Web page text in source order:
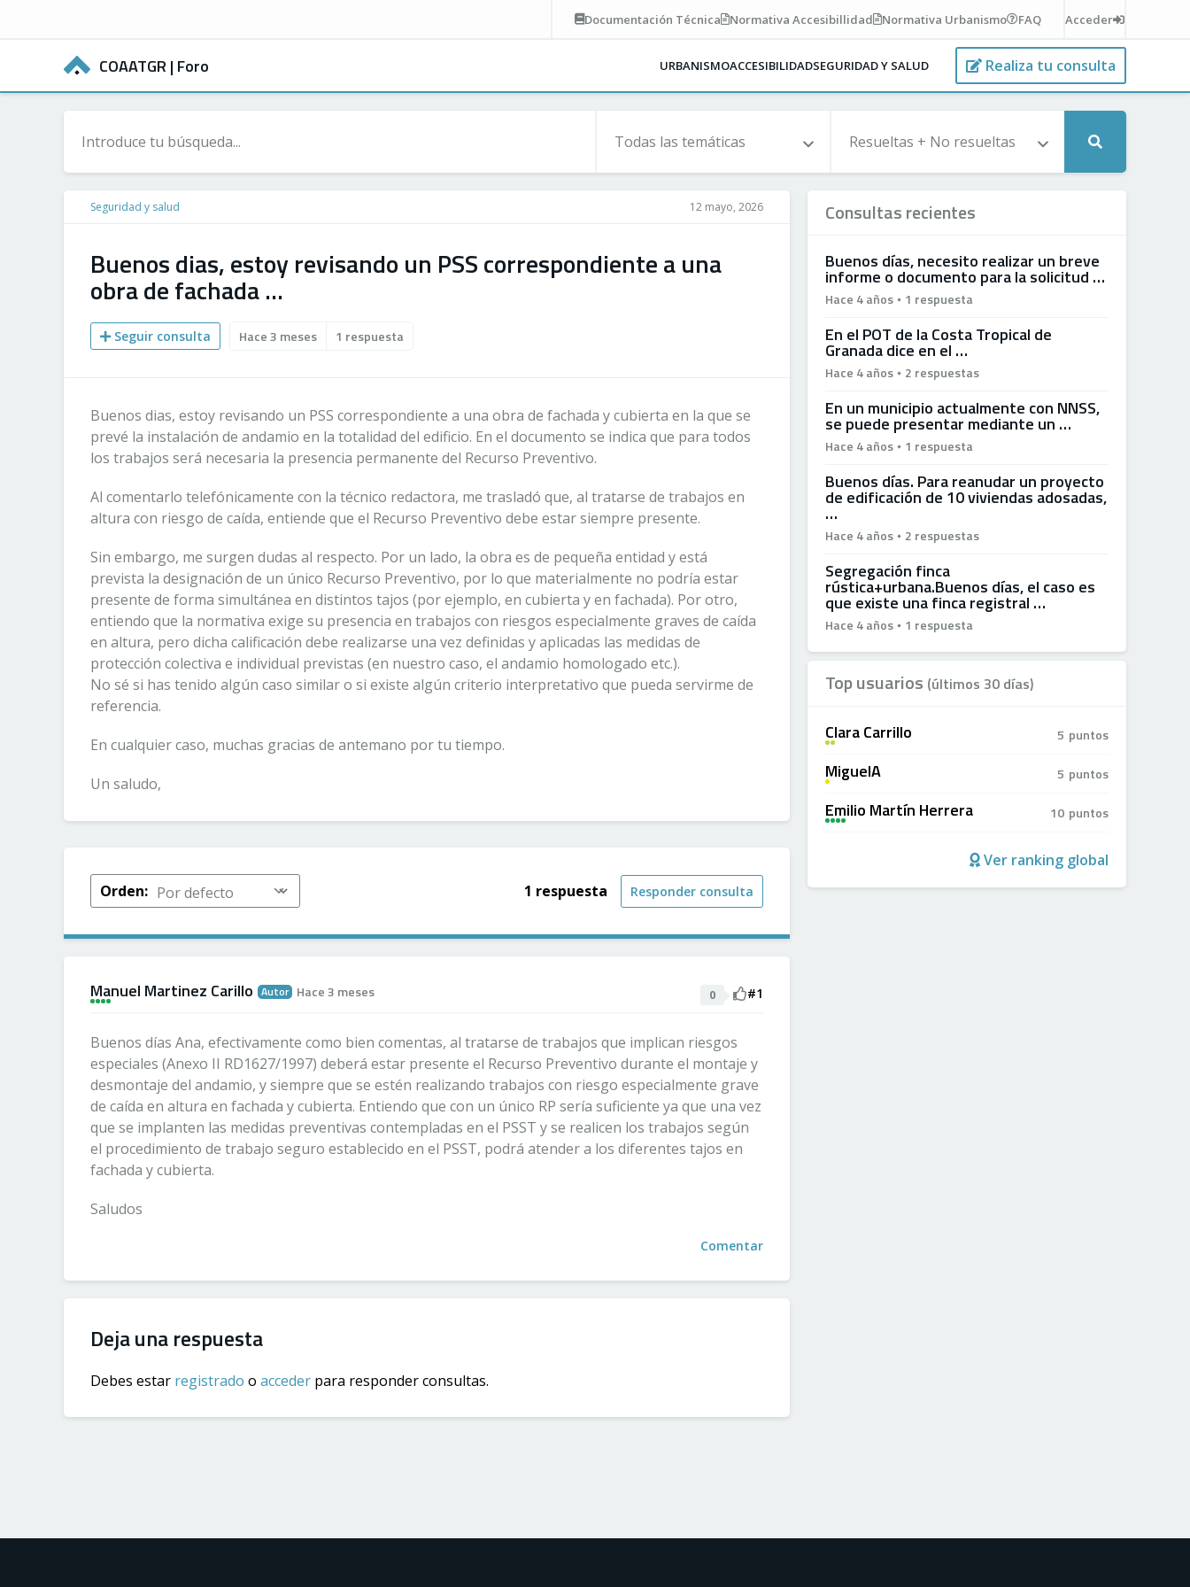
Documentación Técnica Normativa Accesibillidad Normativa Urbanismo FAQ Acceder
COAATGR | Foro URBANISMOACCESIBILIDADSEGURIDAD Y SALUD Realiza tu consulta
Seguridad y salud 12 mayo, 2026
Buenos dias, estoy revisando un PSS correspondiente a una
obra de fachada …
Seguir consulta Hace 3 meses 1 respuesta
Buenos dias, estoy revisando un PSS correspondiente a una obra de fachada y cubierta en la que se
prevé la instalación de andamio en la totalidad del edificio. En el documento se indica que para todos
los trabajos será necesaria la presencia permanente del Recurso Preventivo.
Al comentarlo telefónicamente con la técnico redactora, me trasladó que, al tratarse de trabajos en
altura con riesgo de caída, entiende que el Recurso Preventivo debe estar siempre presente.
Sin embargo, me surgen dudas al respecto. Por un lado, la obra es de pequeña entidad y está
prevista la designación de un único Recurso Preventivo, por lo que materialmente no podría estar
presente de forma simultánea en distintos tajos (por ejemplo, en cubierta y en fachada). Por otro,
entiendo que la normativa exige su presencia en trabajos con riesgos especialmente graves de caída
en altura, pero dicha calificación debe realizarse una vez definidas y aplicadas las medidas de
protección colectiva e individual previstas (en nuestro caso, el andamio homologado etc.).
No sé si has tenido algún caso similar o si existe algún criterio interpretativo que pueda servirme de
referencia.
En cualquier caso, muchas gracias de antemano por tu tiempo.
Un saludo,
Orden: 1 respuesta Responder consulta
Manuel Martinez Carillo
A+++
Autor Hace 3 meses 0 #1
Buenos días Ana, efectivamente como bien comentas, al tratarse de trabajos que implican riesgos
especiales (Anexo II RD1627/1997) deberá estar presente el Recurso Preventivo durante el montaje y
desmontaje del andamio, y siempre que se estén realizando trabajos con riesgo especialmente grave
de caída en altura en fachada y cubierta. Entiendo que con un único RP sería suficiente ya que una vez
que se implanten las medidas preventivas contempladas en el PSST y se realicen los trabajos según
el procedimiento de trabajo seguro establecido en el PSST, podrá atender a los diferentes tajos en
fachada y cubierta.
Saludos
Comentar
Deja una respuesta
Debes estar registrado o acceder para responder consultas.
Consultas recientes
Buenos días, necesito realizar un breve
informe o documento para la solicitud …
Hace 4 años 1 respuesta
En el POT de la Costa Tropical de
Granada dice en el …
Hace 4 años 2 respuestas
En un municipio actualmente con NNSS,
se puede presentar mediante un …
Hace 4 años 1 respuesta
Buenos días. Para reanudar un proyecto
de edificación de 10 viviendas adosadas,
…
Hace 4 años 2 respuestas
Segregación finca
rústica+urbana.Buenos días, el caso es
que existe una finca registral …
Hace 4 años 1 respuesta
Top usuarios (últimos 30 días)
Clara Carrillo
A+ 5 puntos
MiguelA
A 5 puntos
Emilio Martín Herrera
A+++ 10 puntos
Ver ranking global